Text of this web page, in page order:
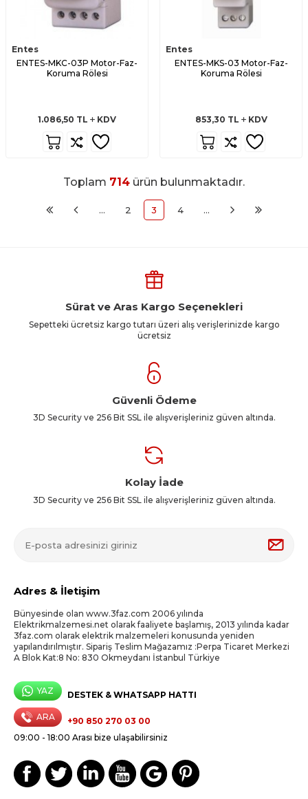
Entes
ENTES-MKC-03P Motor-Faz-
Koruma Rölesi
1.086,50 TL KDV
Entes
ENTES-MKS-03 Motor-Faz-
Koruma Rölesi
853,30 TL KDV
Toplam 714 ürün bulunmaktadır.
… 2 3 4 …
Sürat ve Aras Kargo Seçenekleri
Sepetteki ücretsiz kargo tutarı üzeri alış verişlerinizde kargo
ücretsiz
Güvenli Ödeme
3D Security ve 256 Bit SSL ile alışverişleriniz güven altında.
Kolay İade
3D Security ve 256 Bit SSL ile alışverişleriniz güven altında.
Adres & İletişim
Bünyesinde olan www.3faz.com 2006 yılında
Elektrikmalzemesi.net olarak faaliyete başlamış, 2013 yılında kadar
3faz.com olarak elektrik malzemeleri konusunda yeniden
yapılandırılmıştır. Sipariş Teslim Mağazamız :Perpa Ticaret Merkezi
A Blok Kat:8 No: 830 Okmeydanı İstanbul Türkiye
YAZ DESTEK & WHATSAPP HATTI
ARA
+90 850 270 03 00
09:00 - 18:00 Arası bize ulaşabilirsiniz